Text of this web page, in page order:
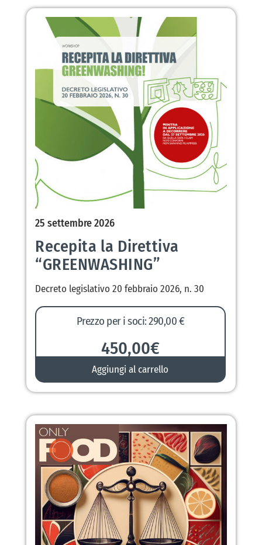
25 settembre 2026
Recepita la Direttiva
“GREENWASHING”
Decreto legislativo 20 febbraio 2026, n. 30
Prezzo per i soci: 290,00 €
450,00€
Aggiungi al carrello